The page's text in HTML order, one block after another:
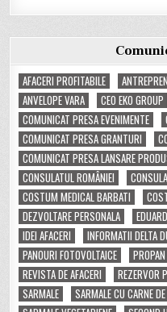
AFACERI PROFITABILE
ANVELOPE VARA
CEO EKO GROUP
COMUNICAT PRESA EVENIMENTE
COMUNICAT PRESA GRANTURI
COMUNICAT PRESA LANSARE
CONSULATUL ROMÂNIEI
COSTUM MEDICAL BARBATI
DEZVOLTARE PERSONALA
IDEI AFACERI
INFORMATII DELTA
PANOURI FOTOVOLTAICE
PROPAN
REVISTA DE AFACERI
REZERVOR
SARMALE
SARMALE CU CARNE